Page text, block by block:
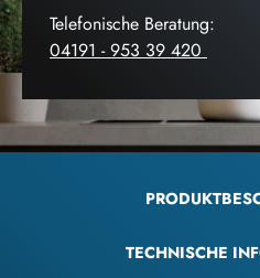
Telefonische Beratung:
04191 - 953 39 420
TECHNISCHE